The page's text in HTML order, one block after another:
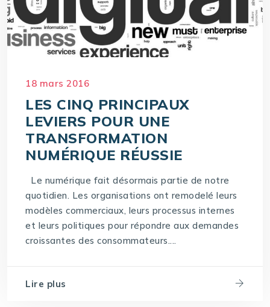
18 mars 2016
LES CINQ PRINCIPAUX
LEVIERS POUR UNE
TRANSFORMATION
NUMÉRIQUE RÉUSSIE
Le numérique fait désormais partie de notre
quotidien. Les organisations ont remodelé leurs
modèles commerciaux, leurs processus internes
et leurs politiques pour répondre aux demandes
croissantes des consommateurs....
Lire plus